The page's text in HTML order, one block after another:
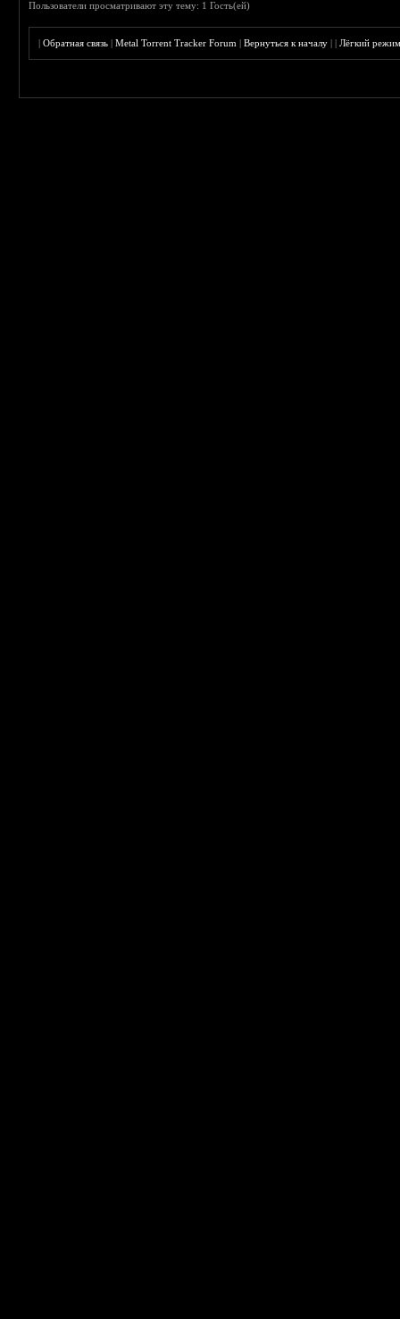
Пользователи просматривают эту тему: 1 Гость(ей)
|Обратная связь |Metal Torrent Tracker Forum |Вернуться к началу ||Лёгкий